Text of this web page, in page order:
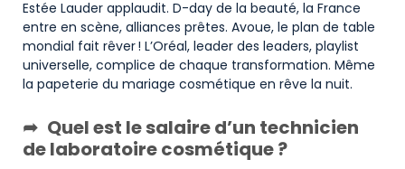
Estée Lauder applaudit. D-day de la beauté, la France
entre en scène, alliances prêtes. Avoue, le plan de table
mondial fait rêver ! L’Oréal, leader des leaders, playlist
universelle, complice de chaque transformation. Même
la papeterie du mariage cosmétique en rêve la nuit.
Quel est le salaire d’un technicien
de laboratoire cosmétique ?